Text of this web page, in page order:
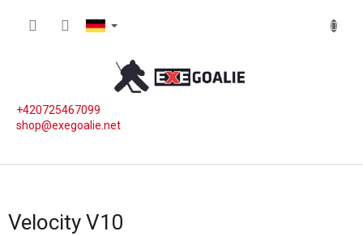
+420725467099
shop@exegoalie.net
Velocity V10